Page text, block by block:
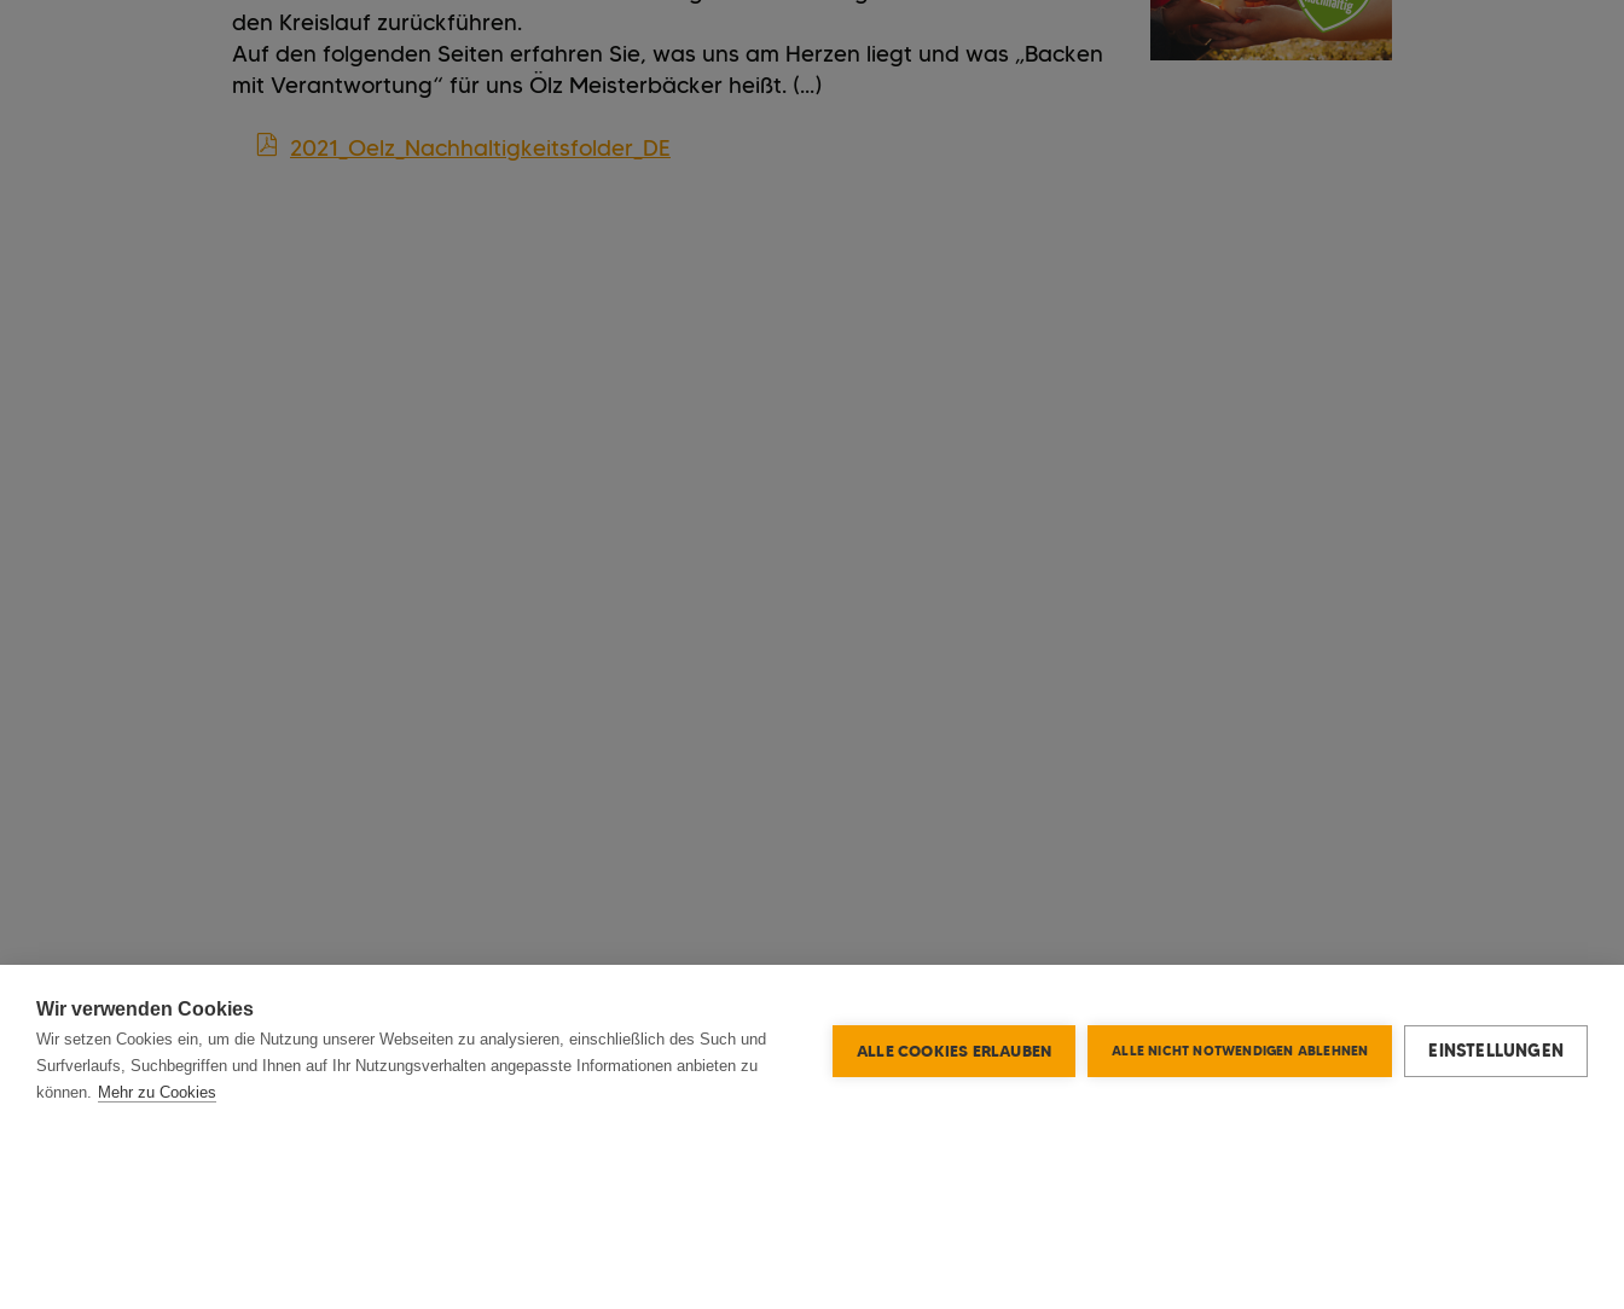
den Kreislauf zurückführen.
Auf den folgenden Seiten erfahren Sie, was uns am Herzen liegt und was „Backen
mit Verantwortung“ für uns Ölz Meisterbäcker heißt. (...)
2021_Oelz_Nachhaltigkeitsfolder_DE
Wir verwenden Cookies
Wir setzen Cookies ein, um die Nutzung unserer Webseiten zu analysieren, einschließlich des Such und
Surfverlaufs, Suchbegriffen und Ihnen auf Ihr Nutzungsverhalten angepasste Informationen anbieten zu
können. Mehr zu Cookies
ALLE COOKIES ERLAUBEN ALLE NICHT NOTWENDIGEN ABLEHNEN EINSTELLUNGEN